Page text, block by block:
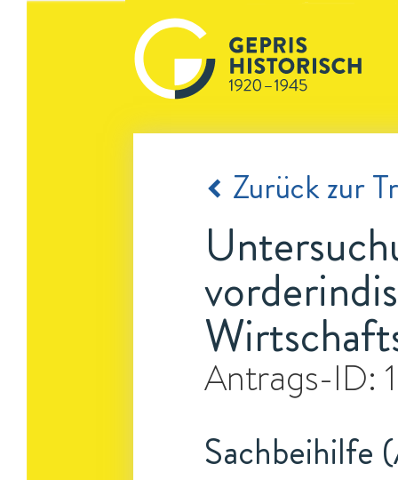
Zurück zur
Antrags-ID:
Sachbeihilfe